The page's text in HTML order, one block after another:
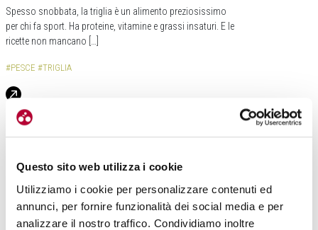
Questo sito web utilizza i cookie
Utilizziamo i cookie per personalizzare contenuti ed
annunci, per fornire funzionalità dei social media e per
analizzare il nostro traffico. Condividiamo inoltre
Spesso snobbata, la triglia è un alimento preziosissimo
per chi fa sport. Ha proteine, vitamine e grassi insaturi. E le
ricette non mancano […]
#PESCE #TRIGLIA